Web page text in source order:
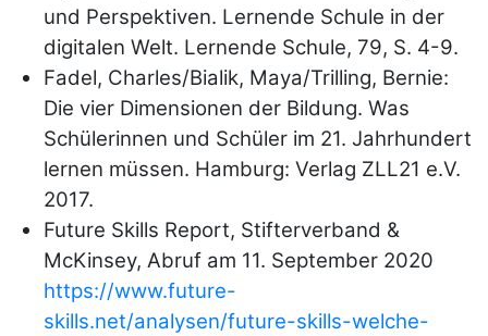
und Perspektiven. Lernende Schule in der
digitalen Welt. Lernende Schule, 79, S. 4-9.
Fadel, Charles/Bialik, Maya/Trilling, Bernie:
Die vier Dimensionen der Bildung. Was
Schülerinnen und Schüler im 21. Jahrhundert
lernen müssen. Hamburg: Verlag ZLL21 e.V.
2017.
Future Skills Report, Stifterverband &
McKinsey, Abruf am 11. September 2020
https://www.future-
skills.net/analysen/future-skills-welche-